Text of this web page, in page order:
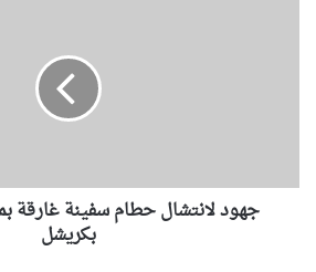
ع
ش
جهود لانتشال حطام سفينة غارقة
بكريشل